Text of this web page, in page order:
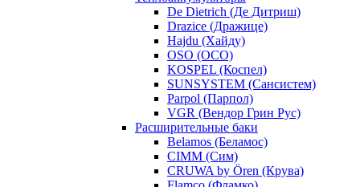
De Dietrich (Де Дитриш)
Drazice (Дражице)
Hajdu (Хайду)
OSO (ОСО)
KOSPEL (Коспел)
SUNSYSTEM (Сансистем)
Parpol (Парпол)
VGR (Вендор Грин Рус)
Расширительные баки
Belamos (Беламос)
CIMM (Сим)
CRUWA by Ören (Крува)